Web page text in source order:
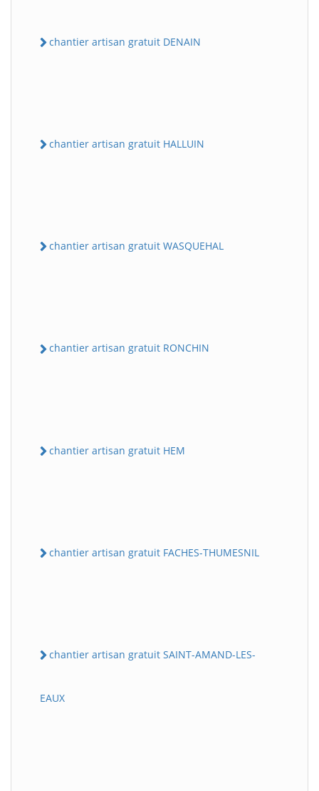
chantier artisan gratuit DENAIN
chantier artisan gratuit HALLUIN
chantier artisan gratuit WASQUEHAL
chantier artisan gratuit RONCHIN
chantier artisan gratuit HEM
chantier artisan gratuit FACHES-THUMESNIL
chantier artisan gratuit SAINT-AMAND-LES-
EAUX